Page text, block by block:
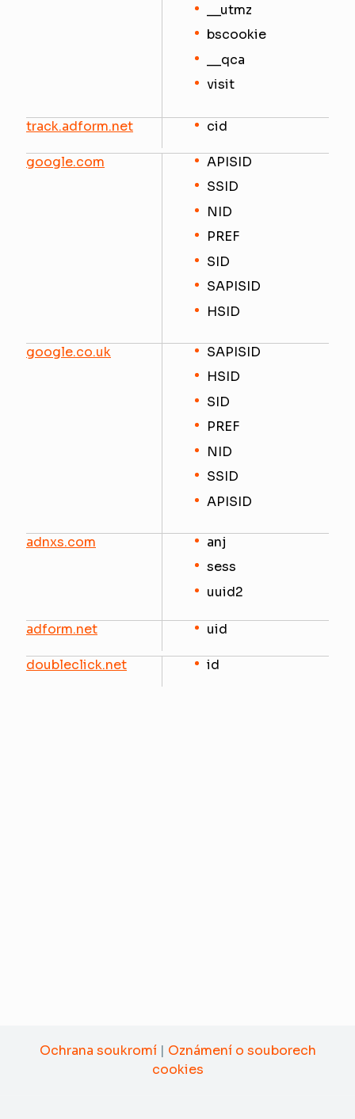
__utmz
bscookie
__qca
visit
track.adform.net cid
google.com
APISID
SSID
NID
PREF
SID
SAPISID
HSID
google.co.uk
SAPISID
HSID
SID
PREF
NID
SSID
APISID
adnxs.com
anj
sess
uuid2
adform.net uid
doubleclick.net id
Ochrana soukromí| Oznámení o souborech
cookies